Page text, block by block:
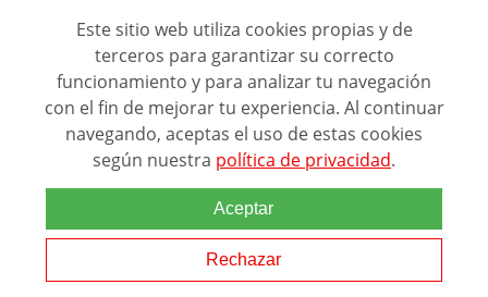
POSTGRADO EN METODOLOGÍAS Y
ESTRATEGIAS DE ENSEÑANZA Y APRENDIZAJE +
Este sitio web utiliza cookies propias y de
terceros para garantizar su correcto
funcionamiento y para analizar tu navegación
con el fin de mejorar tu experiencia. Al continuar
navegando, aceptas el uso de estas cookies
según nuestra política de privacidad.
Aceptar
Rechazar